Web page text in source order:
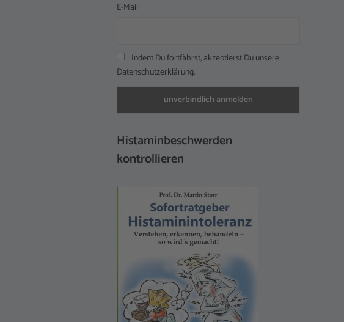
E-Mail
Indem Du fortfährst, akzeptierst Du unsere
Datenschutzerklärung.
Histaminbeschwerden
kontrollieren